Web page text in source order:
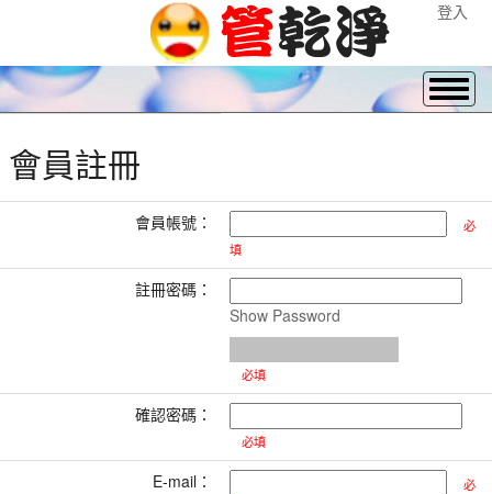
登入
會員註冊
會員帳號：
必
填
註冊密碼：
Show Password
必填
確認密碼：
必填
E-mail：
必